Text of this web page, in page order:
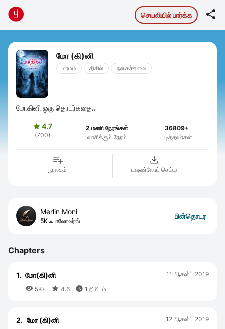
செயலியில் பார்க்க 
மோ (கி)னி
மர்மம் திகில் நகைச்சுவை
மோகினி ஒரு தொடர்கதை..
 4.7
(700)
2 மணி நேரங்கள்
வாசிக்கும் நேரம்
36809+
படித்தவர்கள்
நூலகம் டவுண்லோட் செய்ய
Merlin Moni
5K ஃபாலோவர்ஸ்
பின்தொடர
Chapters
1. மோ(கி)னி
 5K+  4.6  1 நிமிடம்
11 ஆகஸ்ட் 2019
2. மோ (கி)னி 12 ஆகஸ்ட் 2019